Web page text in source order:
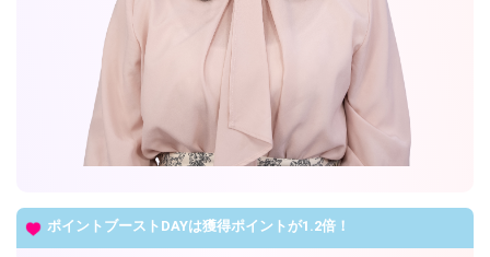
ポイントブーストDAYは獲得ポイントが1.2倍！